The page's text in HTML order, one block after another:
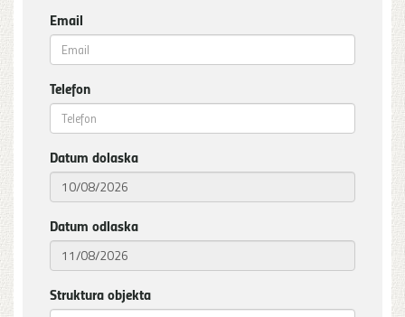
Email
Telefon
Datum dolaska
Datum odlaska
Struktura objekta